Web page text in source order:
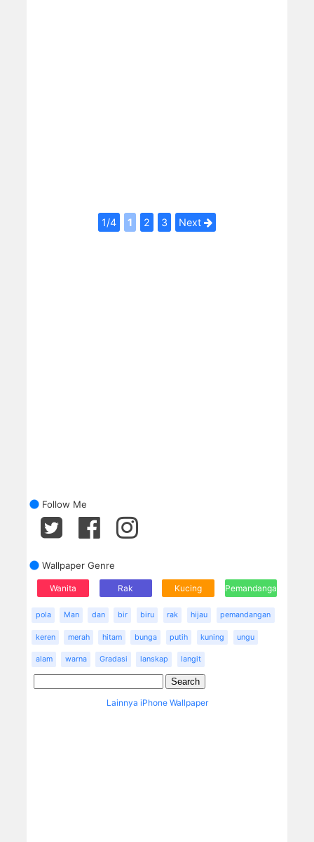
1/4 1 2 3 Next
Follow Me
Wallpaper Genre
Wanita Rak Kucing Pemandangan
pola Man dan bir biru rak hijau pemandangan
keren merah hitam bunga putih kuning ungu
alam warna Gradasi lanskap langit
Lainnya iPhone Wallpaper